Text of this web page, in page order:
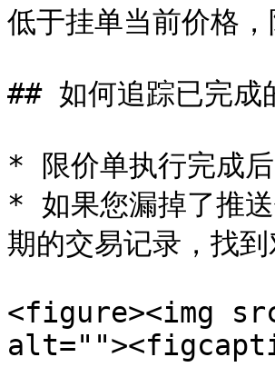
低于挂单当前价格
## 如何追踪已完成
* 限价单执行完成
* 如果您漏掉了推
期的交易记录，找
<figure><img